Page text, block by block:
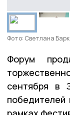
Фото: Светлана
Форум
сентября в
победителей